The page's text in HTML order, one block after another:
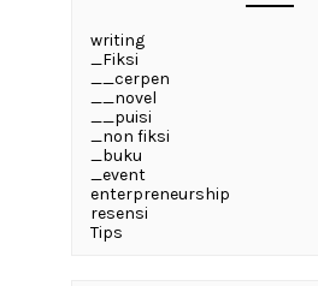
writing
_Fiksi
__cerpen
__novel
__puisi
_non fiksi
_buku
_event
enterpreneurship
resensi
Tips